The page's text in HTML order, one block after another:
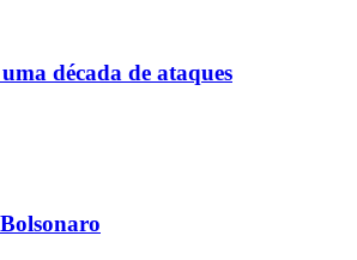
década de ataques